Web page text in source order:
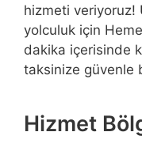
hizmeti veriyoruz!
yolculuk için
dakika içerisinde
taksinize güvenle
Hizmet